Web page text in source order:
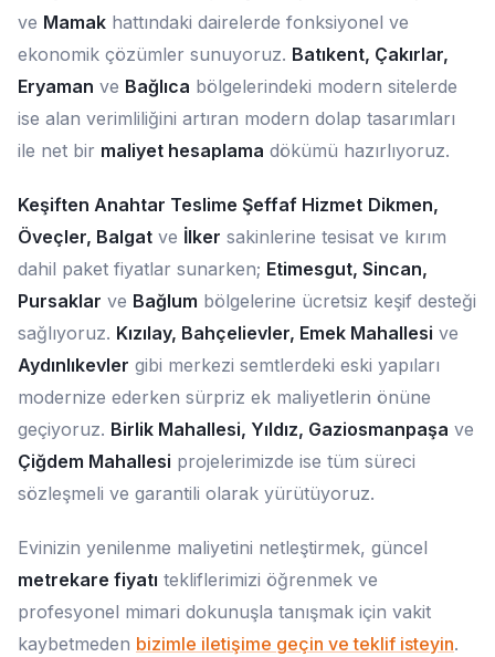
ve Mamak hattındaki dairelerde fonksiyonel ve
ekonomik çözümler sunuyoruz. Batıkent, Çakırlar,
Eryaman ve Bağlıca bölgelerindeki modern sitelerde
ise alan verimliliğini artıran modern dolap tasarımları
ile net bir maliyet hesaplama dökümü hazırlıyoruz.
Keşiften Anahtar Teslime Şeffaf Hizmet Dikmen,
Öveçler, Balgat ve İlker sakinlerine tesisat ve kırım
dahil paket fiyatlar sunarken; Etimesgut, Sincan,
Pursaklar ve Bağlum bölgelerine ücretsiz keşif desteği
sağlıyoruz. Kızılay, Bahçelievler, Emek Mahallesi ve
Aydınlıkevler gibi merkezi semtlerdeki eski yapıları
modernize ederken sürpriz ek maliyetlerin önüne
geçiyoruz. Birlik Mahallesi, Yıldız, Gaziosmanpaşa ve
Çiğdem Mahallesi projelerimizde ise tüm süreci
sözleşmeli ve garantili olarak yürütüyoruz.
Evinizin yenilenme maliyetini netleştirmek, güncel
metrekare fiyatı tekliflerimizi öğrenmek ve
profesyonel mimari dokunuşla tanışmak için vakit
kaybetmeden bizimle iletişime geçin ve teklif isteyin.